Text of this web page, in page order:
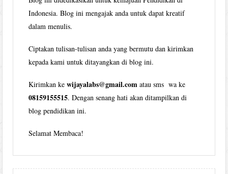
Indonesia. Blog ini mengajak anda untuk dapat kreatif
dalam menulis.
Ciptakan tulisan-tulisan anda yang bermutu dan kirimkan
kepada kami untuk ditayangkan di blog ini.
Kirimkan kewijayalabs@gmail.com atau sms wa ke
08159155515. Dengan senang hati akan ditampilkan di
blog pendidikan ini.
Selamat Membaca!